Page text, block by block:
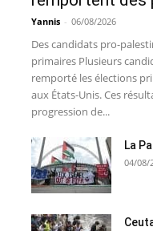
Yannis - 06/08/2026
Des candidats pro-
primaires Plusieurs
remporté les élections
aux États-Unis. Ces
progression de...
La
04/08/